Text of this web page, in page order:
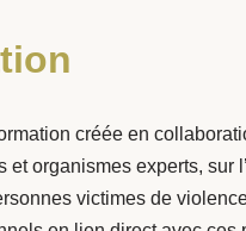
créée en
et organismes experts, sur
victimes de